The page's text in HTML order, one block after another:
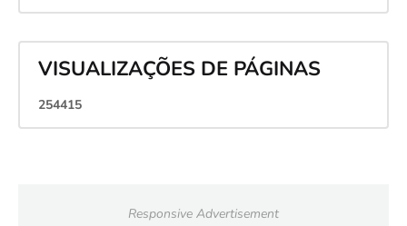
VISUALIZAÇÕES DE PÁGINAS
254415
Responsive Advertisement